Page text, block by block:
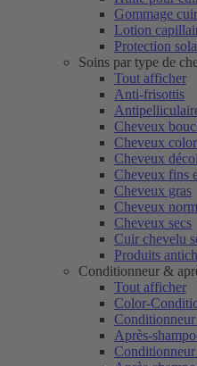
Gommage
Lotion
Protection
Soins par type de
Tout afficher
Anti-frisottis
Cheveux
Cheveux
Cheveux
Cheveux fins
Cheveux gras
Cheveux
Cheveux secs
Cuir chevelu
Produits
Conditionneur &
Tout afficher
Color-
Après-